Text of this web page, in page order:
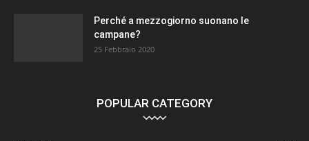
Perché a mezzogiorno suonano le
campane?
25 Febbraio 2020
POPULAR CATEGORY